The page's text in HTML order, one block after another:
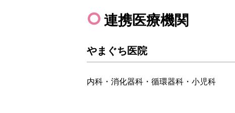
連携医療機関
やまぐち医院
内科・消化器科・循環器科・小児科